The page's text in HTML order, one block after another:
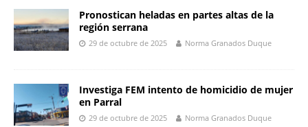
Pronostican heladas en partes altas de la
región serrana
29 de octubre de 2025 Norma Granados Duque
Investiga FEM intento de homicidio de mujer
en Parral
29 de octubre de 2025 Norma Granados Duque